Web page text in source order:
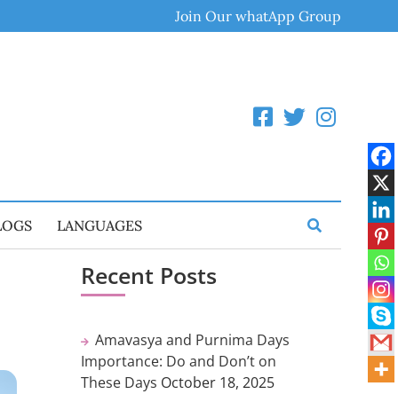
Join Our whatApp Group
LANGUAGES
Recent Posts
Amavasya and Purnima Days
Importance: Do and Don’t on
These Days October 18, 2025